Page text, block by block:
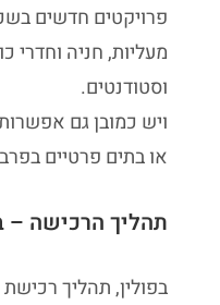
פרויקטים חדשים
מעליות, חניה
וסטודנטים.
ויש כמובן גם
או בתים פרטיים
תהליך הרכישה –
בפולין, תהליך